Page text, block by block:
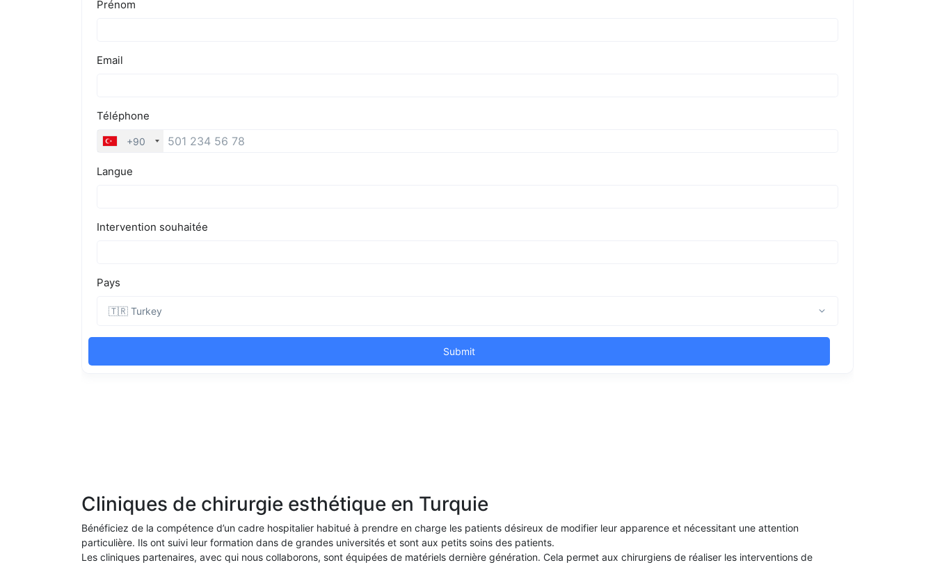
Cliniques de chirurgie esthétique en Turquie
Bénéficiez de la compétence d’un cadre hospitalier habitué à prendre en charge les patients désireux de modifier leur apparence et nécessitant une attention
particulière. Ils ont suivi leur formation dans de grandes universités et sont aux petits soins des patients.
Les cliniques partenaires, avec qui nous collaborons, sont équipées de matériels dernière génération. Cela permet aux chirurgiens de réaliser les interventions de